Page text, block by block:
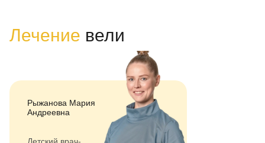
Лечение вели
Рыжанова Мария
Андреевна